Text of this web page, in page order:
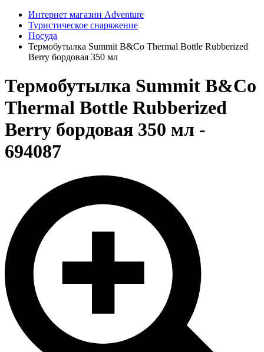
Интернет магазин Adventure
Туристическое снаряжение
Посуда
Термобутылка Summit B&Co Thermal Bottle Rubberized
Berry бордовая 350 мл
Термобутылка Summit B&Co
Thermal Bottle Rubberized
Berry бордовая 350 мл -
694087